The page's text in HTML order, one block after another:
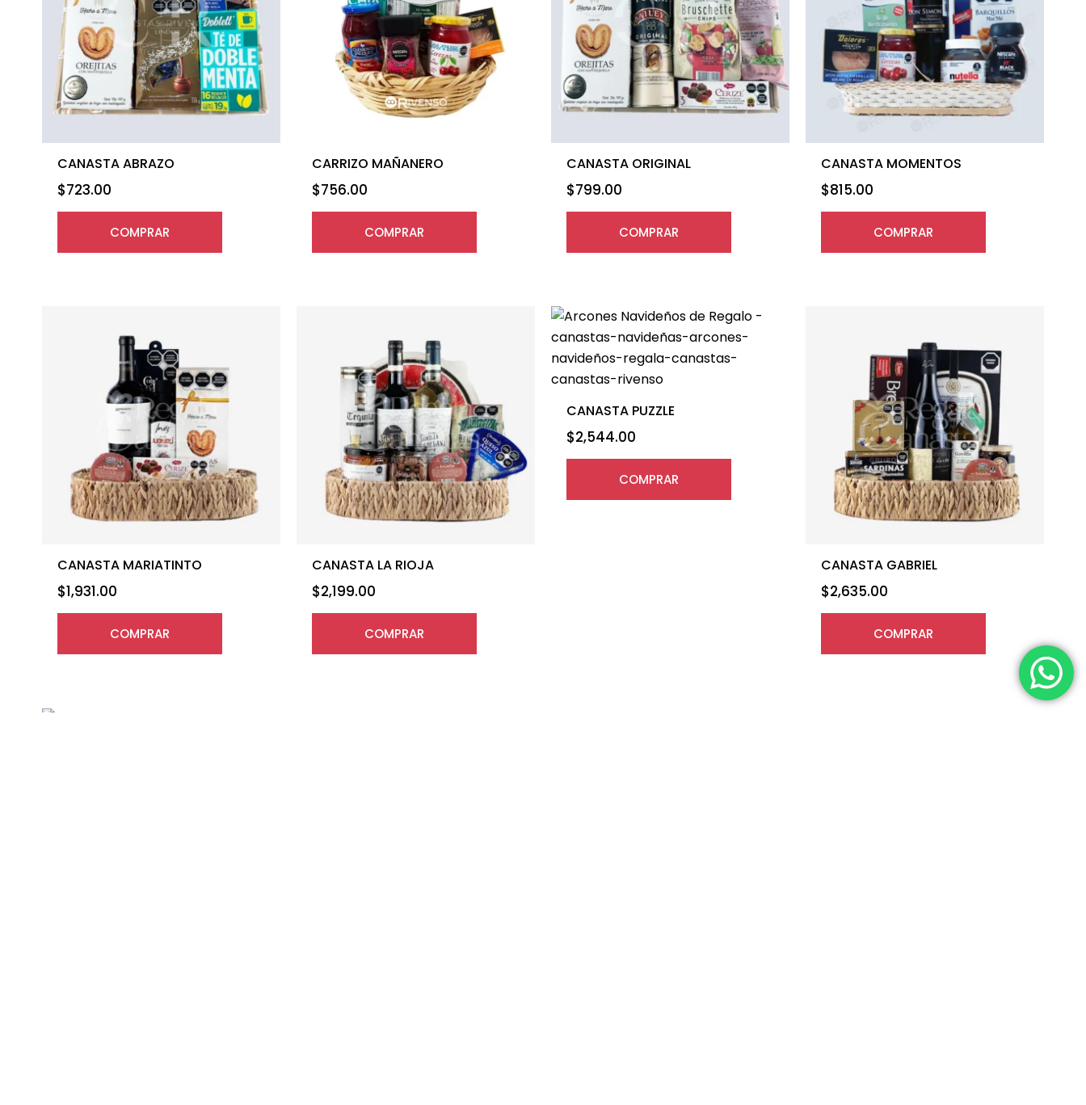
CANASTA ABRAZO
$723.00
COMPRAR
CARRIZO MAÑANERO
$756.00
COMPRAR
CANASTA ORIGINAL
$799.00
COMPRAR
CANASTA MOMENTOS
$815.00
COMPRAR
CANASTA MARIATINTO
$1,931.00
COMPRAR
CANASTA LA RIOJA
$2,199.00
COMPRAR
CANASTA PUZZLE
$2,544.00
COMPRAR
CANASTA GABRIEL
$2,635.00
COMPRAR